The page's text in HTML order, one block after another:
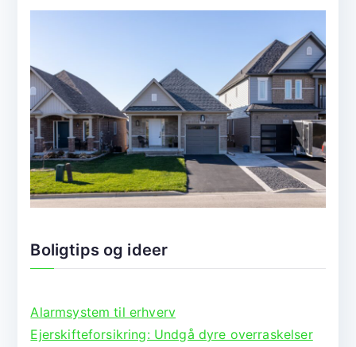
Boligtips og ideer
Alarmsystem til erhverv
Ejerskifteforsikring: Undgå dyre overraskelser